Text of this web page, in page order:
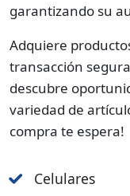
garantizando su
Adquiere
transacción
descubre
variedad de
compra te espera!
Celulares